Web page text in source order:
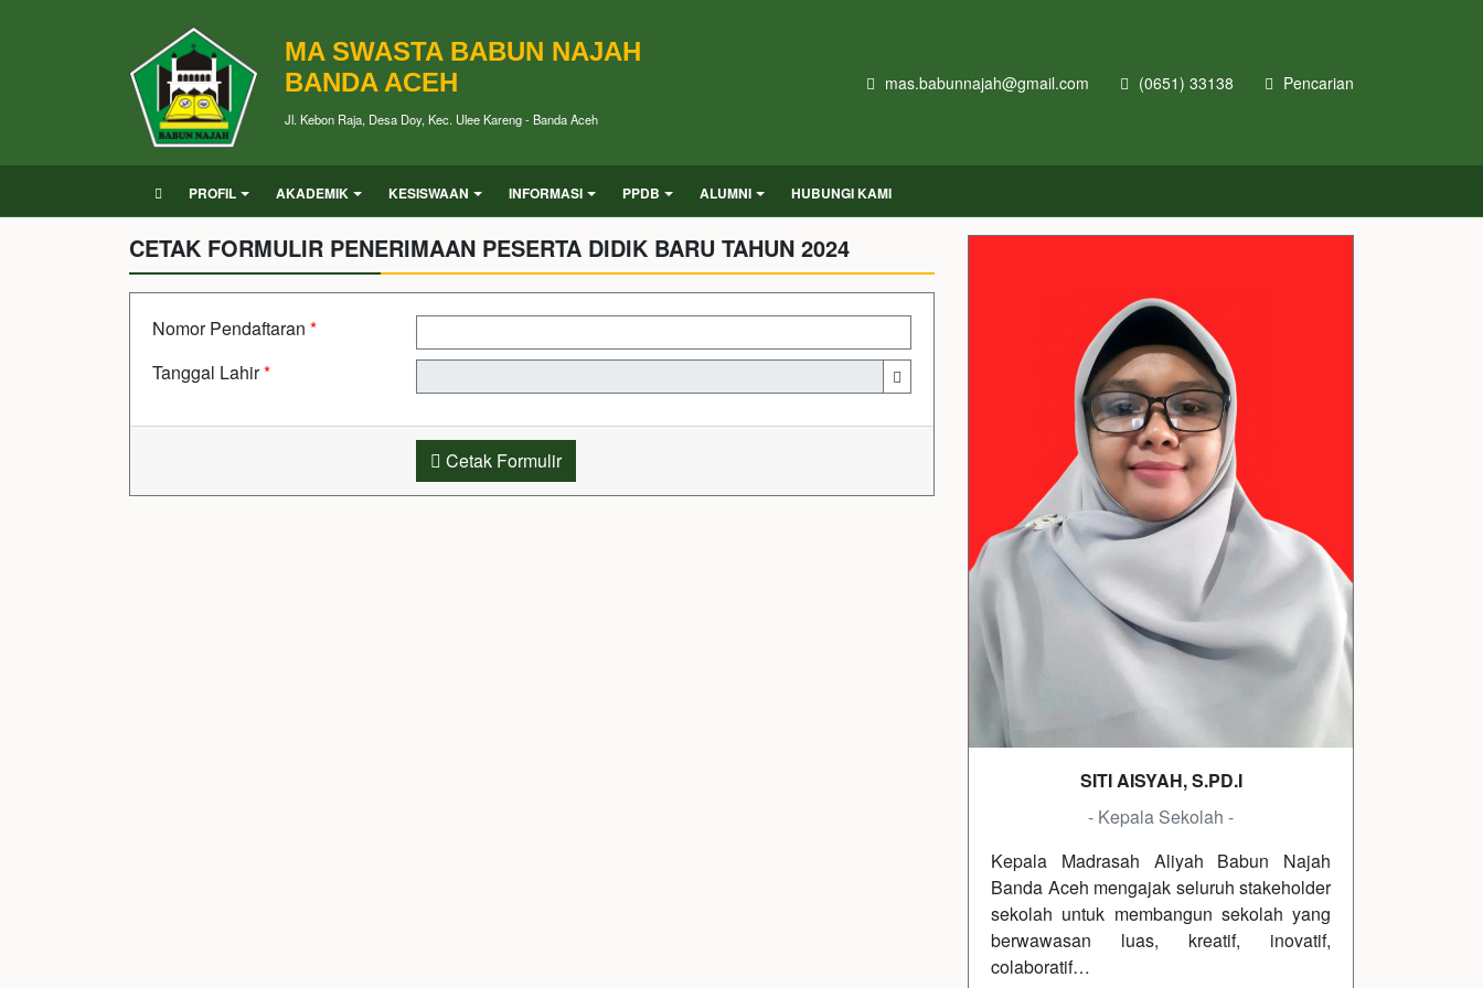
MA SWASTA BABUN NAJAH
BANDA ACEH
Jl. Kebon Raja, Desa Doy, Kec. Ulee Kareng - Banda Aceh
mas.babunnajah@gmail.com (0651) 33138 Pencarian
PROFIL AKADEMIK KESISWAAN INFORMASI PPDB ALUMNI HUBUNGI KAMI
CETAK FORMULIR PENERIMAAN PESERTA DIDIK BARU TAHUN 2024
Nomor Pendaftaran *
Tanggal Lahir*
Cetak Formulir
SITI AISYAH, S.PD.I
- Kepala Sekolah -
Kepala Madrasah Aliyah Babun Najah
Banda Aceh mengajak seluruh stakeholder
sekolah untuk membangun sekolah yang
berwawasan luas, kreatif, inovatif,
colaboratif…